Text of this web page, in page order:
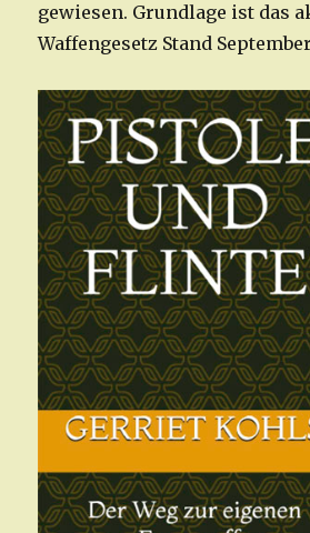
gewiesen. Grundlage ist das
Waffengesetz Stand